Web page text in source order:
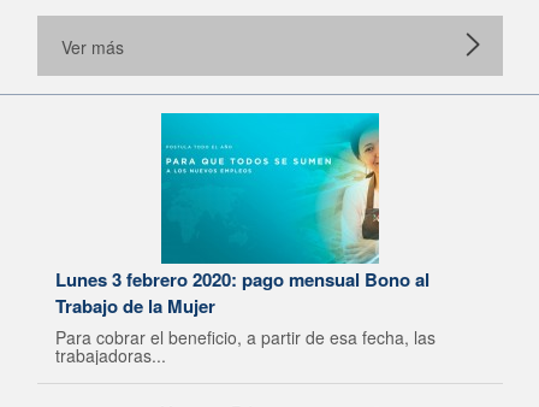
Ver más
Lunes 3 febrero 2020: pago mensual Bono al
Trabajo de la Mujer
Para cobrar el beneficio, a partir de esa fecha, las
trabajadoras...